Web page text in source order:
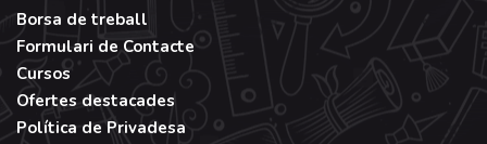
Borsa de treball
Formulari de Contacte
Cursos
Ofertes destacades
Política de Privadesa